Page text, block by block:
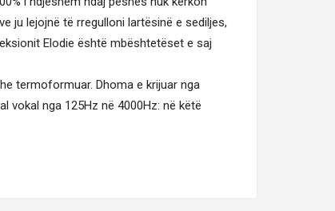
ju lejojnë të rregulloni lartësinë e sediljes,
Elodie është mbështetëset e saj
termoformuar. Dhoma e krijuar nga
vokal nga 125Hz në 4000Hz: në këtë